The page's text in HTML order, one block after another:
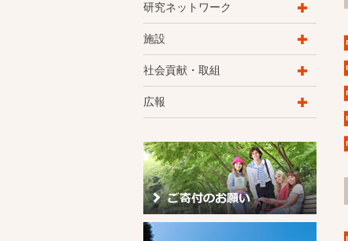
研究ネットワーク
施設
社会貢献・取組
広報